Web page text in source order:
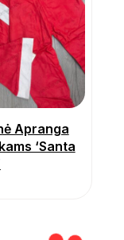
Apranga
‘Santa